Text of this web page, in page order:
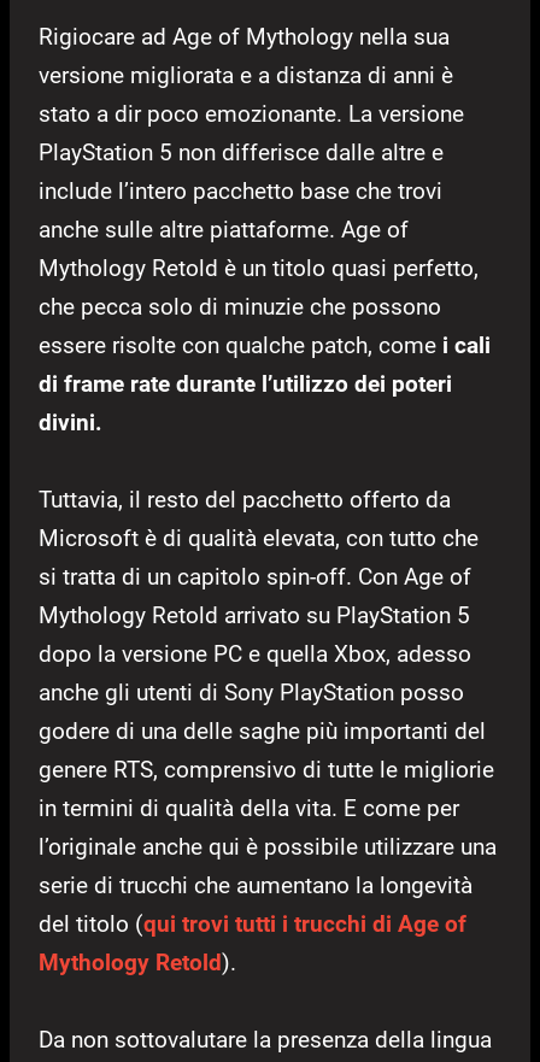
Rigiocare ad Age of Mythology nella sua
versione migliorata e a distanza di anni è
stato a dir poco emozionante. La versione
PlayStation 5 non differisce dalle altre e
include l’intero pacchetto base che trovi
anche sulle altre piattaforme. Age of
Mythology Retold è un titolo quasi perfetto,
che pecca solo di minuzie che possono
essere risolte con qualche patch, come i cali
di frame rate durante l’utilizzo dei poteri
divini.
Tuttavia, il resto del pacchetto offerto da
Microsoft è di qualità elevata, con tutto che
si tratta di un capitolo spin-off. Con Age of
Mythology Retold arrivato su PlayStation 5
dopo la versione PC e quella Xbox, adesso
anche gli utenti di Sony PlayStation posso
godere di una delle saghe più importanti del
genere RTS, comprensivo di tutte le migliorie
in termini di qualità della vita. E come per
l’originale anche qui è possibile utilizzare una
serie di trucchi che aumentano la longevità
del titolo (qui trovi tutti i trucchi di Age of
Mythology Retold).
Da non sottovalutare la presenza della lingua